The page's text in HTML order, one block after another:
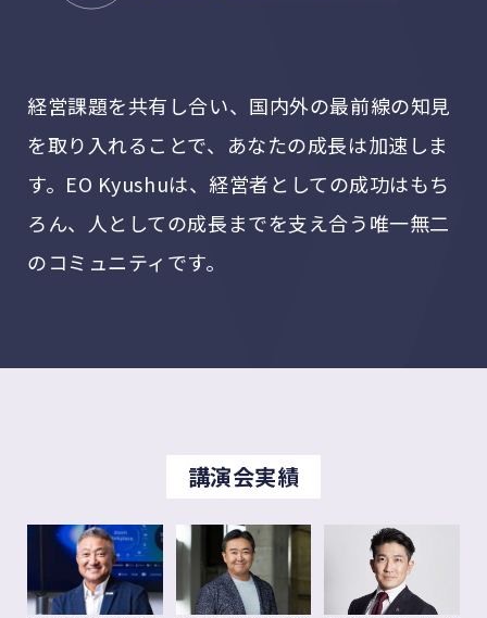
経営課題を共有し合い、国内外の最前線の知見
を取り入れることで、あなたの成長は加速しま
す。EO Kyushuは、経営者としての成功はもち
ろん、人としての成長までを支え合う唯一無二
のコミュニティです。
講演会実績